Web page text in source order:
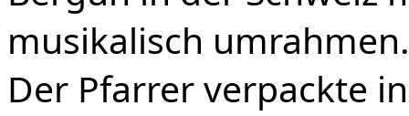
musikalisch umrahmen.
Der Pfarrer verpackte